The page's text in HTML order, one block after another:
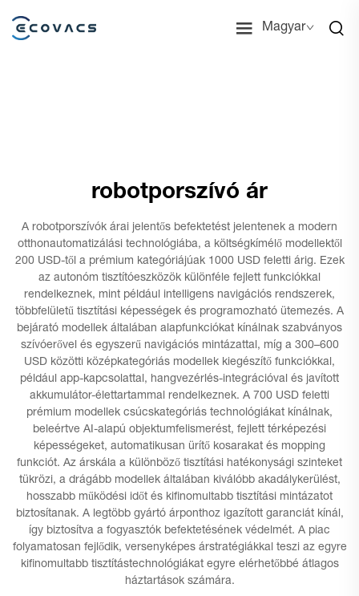
Magyar
robotporszívó ár
A robotporszívók árai jelentős befektetést jelentenek a modern
otthonautomatizálási technológiába, a költségkímélő modellektől
200 USD-től a prémium kategóriájúak 1000 USD feletti árig. Ezek
az autonóm tisztítóeszközök különféle fejlett funkciókkal
rendelkeznek, mint például intelligens navigációs rendszerek,
többfelületű tisztítási képességek és programozható ütemezés. A
bejárató modellek általában alapfunkciókat kínálnak szabványos
szívóerővel és egyszerű navigációs mintázattal, míg a 300–600
USD közötti középkategóriás modellek kiegészítő funkciókkal,
például app-kapcsolattal, hangvezérlés-integrációval és javított
akkumulátor-élettartammal rendelkeznek. A 700 USD feletti
prémium modellek csúcskategóriás technológiákat kínálnak,
beleértve AI-alapú objektumfelismerést, fejlett térképezési
képességeket, automatikusan ürítő kosarakat és mopping
funkciót. Az árskála a különböző tisztítási hatékonysági szinteket
tükrözi, a drágább modellek általában kiválóbb akadálykerülést,
hosszabb működési időt és kifinomultabb tisztítási mintázatot
biztosítanak. A legtöbb gyártó árponthoz igazított garanciát kínál,
így biztosítva a fogyasztók befektetésének védelmét. A piac
folyamatosan fejlődik, versenyképes árstratégiákkal teszi az egyre
kifinomultabb tisztítástechnológiákat egyre elérhetőbbé átlagos
háztartások számára.